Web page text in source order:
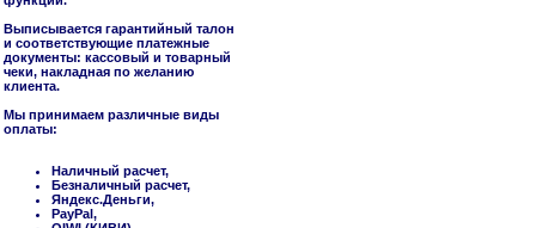
Выписывается гарантийный талон
и соответствующие платежные
документы: кассовый и товарный
чеки, накладная по желанию
клиента.
Мы принимаем различные виды
оплаты:
Наличный расчет,
Безналичный расчет,
Яндекс.Деньги,
PayPal,